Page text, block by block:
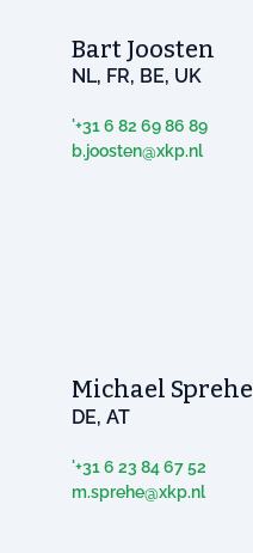
Bart Joosten
NL, FR, BE, UK
'+31 6 82 69 86 89
b.joosten@xkp.nl
Michael Sprehe
DE, AT
'+31 6 23 84 67 52
m.sprehe@xkp.nl